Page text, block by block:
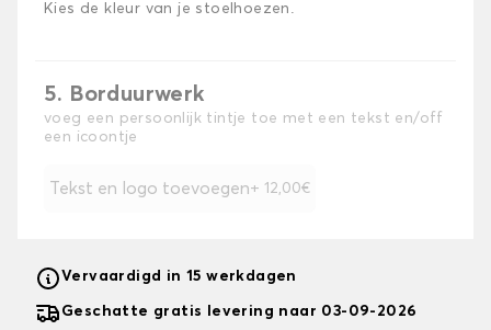
Kies de kleur van je stoelhoezen.
5. Borduurwerk
voeg een persoonlijk tintje toe met een tekst en/off
een icoontje
Tekst en logo toevoegen + 12,00€
Vervaardigd in 15 werkdagen
Geschatte gratis levering naar 03-09-2026